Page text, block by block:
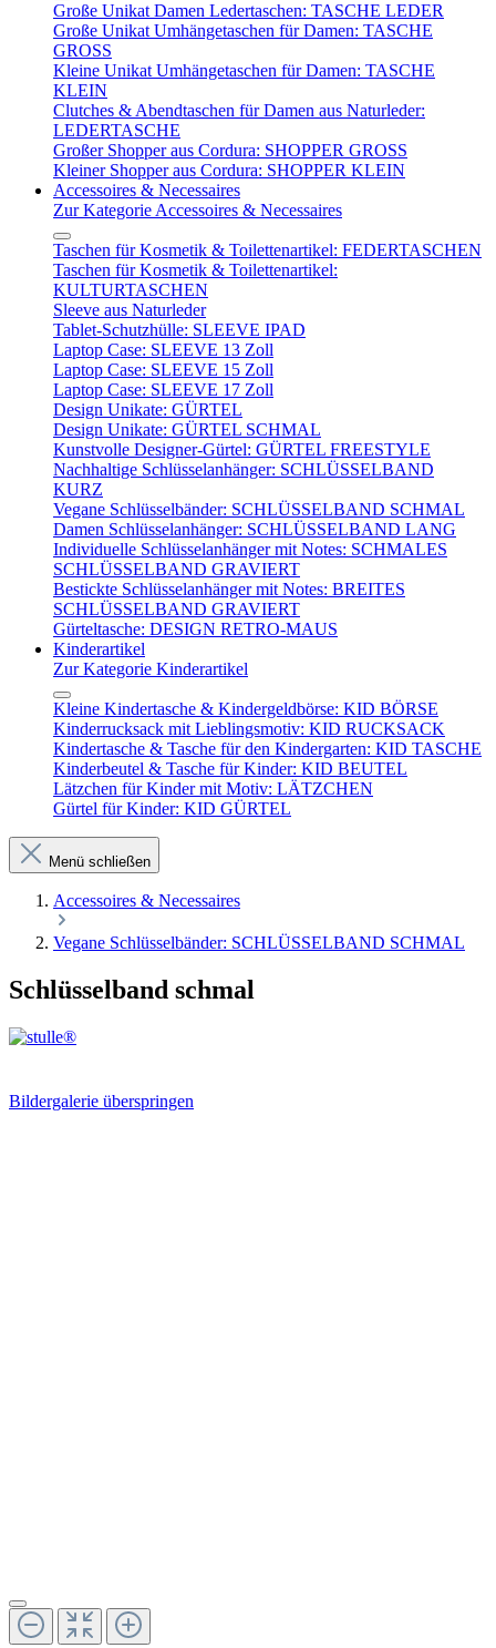
Große Unikat Damen Ledertaschen: TASCHE LEDER
Große Unikat Umhängetaschen für Damen: TASCHE
GROSS
Kleine Unikat Umhängetaschen für Damen: TASCHE
KLEIN
Clutches & Abendtaschen für Damen aus Naturleder:
LEDERTASCHE
Großer Shopper aus Cordura: SHOPPER GROSS
Kleiner Shopper aus Cordura: SHOPPER KLEIN
Accessoires & Necessaires
Zur Kategorie Accessoires & Necessaires
Taschen für Kosmetik & Toilettenartikel: FEDERTASCHEN
Taschen für Kosmetik & Toilettenartikel:
KULTURTASCHEN
Sleeve aus Naturleder
Tablet-Schutzhülle: SLEEVE IPAD
Laptop Case: SLEEVE 13 Zoll
Laptop Case: SLEEVE 15 Zoll
Laptop Case: SLEEVE 17 Zoll
Design Unikate: GÜRTEL
Design Unikate: GÜRTEL SCHMAL
Kunstvolle Designer-Gürtel: GÜRTEL FREESTYLE
Nachhaltige Schlüsselanhänger: SCHLÜSSELBAND
KURZ
Vegane Schlüsselbänder: SCHLÜSSELBAND SCHMAL
Damen Schlüsselanhänger: SCHLÜSSELBAND LANG
Individuelle Schlüsselanhänger mit Notes: SCHMALES
SCHLÜSSELBAND GRAVIERT
Bestickte Schlüsselanhänger mit Notes: BREITES
SCHLÜSSELBAND GRAVIERT
Gürteltasche: DESIGN RETRO-MAUS
Kinderartikel
Zur Kategorie Kinderartikel
Kleine Kindertasche & Kindergeldbörse: KID BÖRSE
Kinderrucksack mit Lieblingsmotiv: KID RUCKSACK
Kindertasche & Tasche für den Kindergarten: KID TASCHE
Kinderbeutel & Tasche für Kinder: KID BEUTEL
Lätzchen für Kinder mit Motiv: LÄTZCHEN
Gürtel für Kinder: KID GÜRTEL
Menü schließen
Accessoires & Necessaires
Vegane Schlüsselbänder: SCHLÜSSELBAND SCHMAL
Schlüsselband schmal
Bildergalerie überspringen